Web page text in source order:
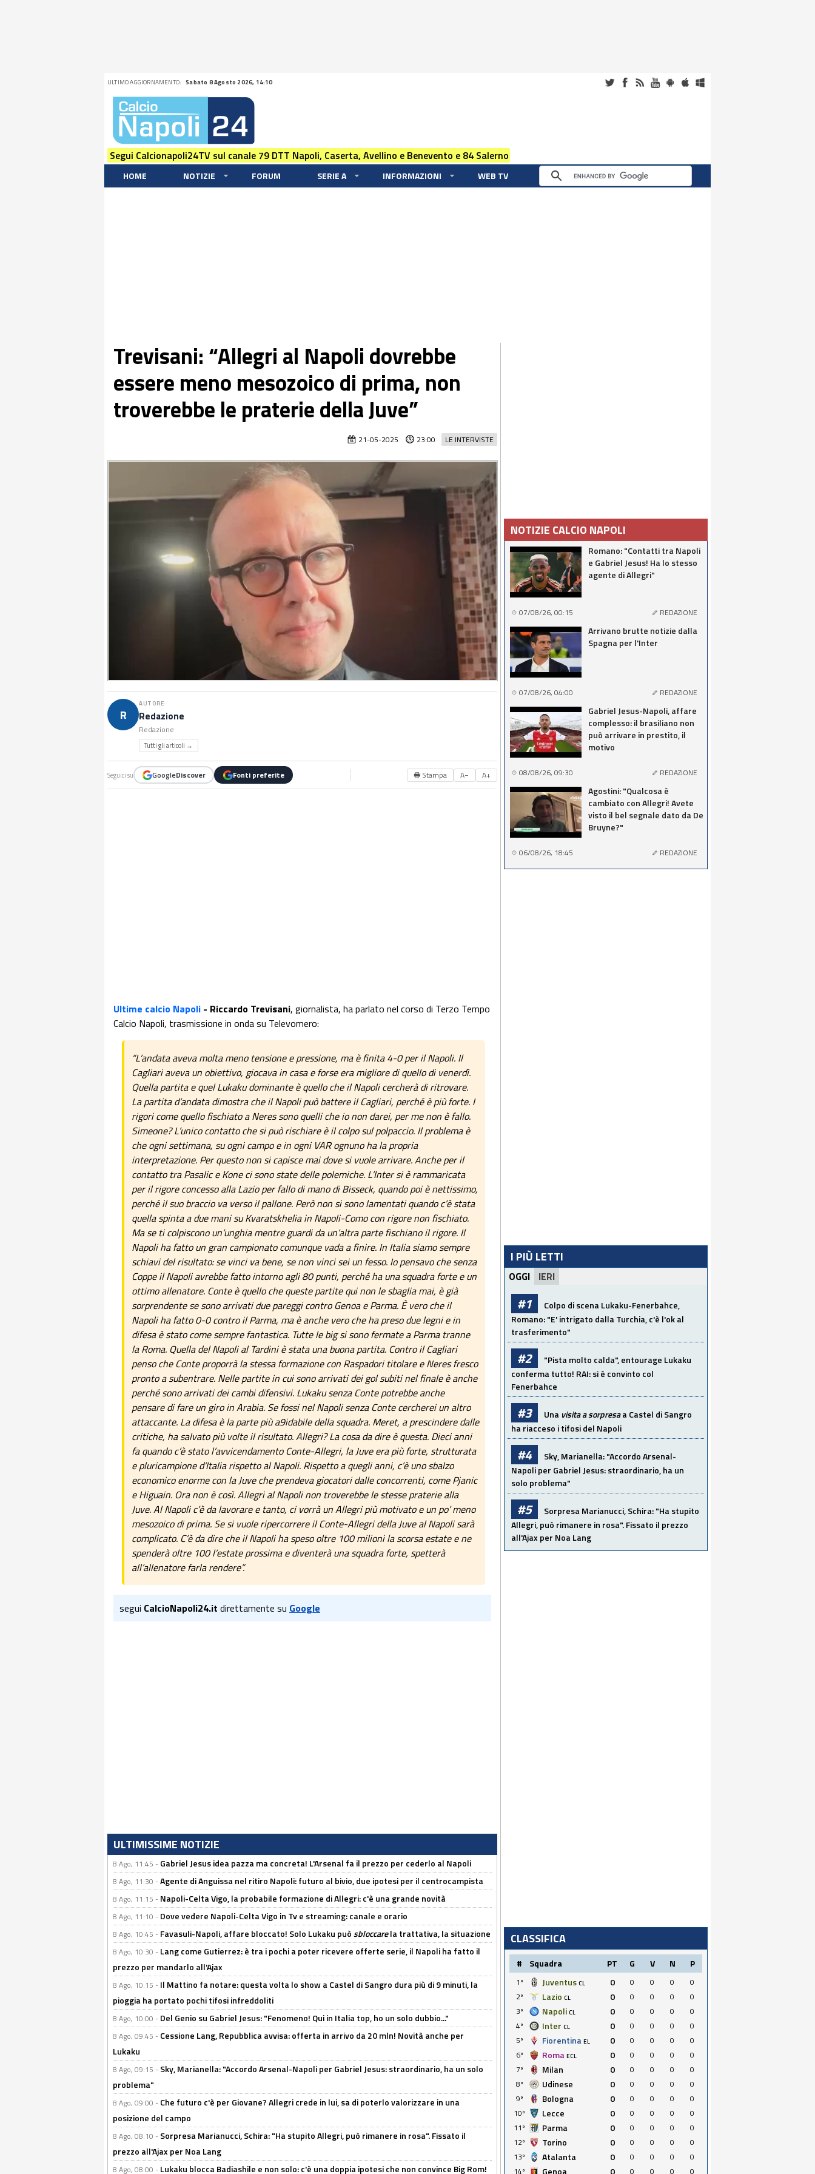
ULTIMO AGGIORNAMENTO: Sabato 8 Agosto 2026, 14:10
Segui Calcionapoli24TV sul canale 79 DTT Napoli, Caserta, Avellino e Benevento e 84 Salerno
HOME NOTIZIE FORUM SERIE A INFORMAZIONI WEB TV
Trevisani: “Allegri al Napoli dovrebbe
essere meno mesozoico di prima, non
troverebbe le praterie della Juve”
LE INTERVISTE
21-05-2025 23:00
R
AUTORE
Redazione
Redazione
Tutti gli articoli →
Seguici su GoogleDiscover Fonti preferite 🖶 Stampa A− A+
Ultime calcio Napoli - Riccardo Trevisani, giornalista, ha parlato nel corso di Terzo Tempo
Calcio Napoli, trasmissione in onda su Televomero:
“L’andata aveva molta meno tensione e pressione, ma è finita 4-0 per il Napoli. Il
Cagliari aveva un obiettivo, giocava in casa e forse era migliore di quello di venerdì.
Quella partita e quel Lukaku dominante è quello che il Napoli cercherà di ritrovare.
La partita d’andata dimostra che il Napoli può battere il Cagliari, perché è più forte. I
rigori come quello fischiato a Neres sono quelli che io non darei, per me non è fallo.
Simeone? L’unico contatto che si può rischiare è il colpo sul polpaccio. Il problema è
che ogni settimana, su ogni campo e in ogni VAR ognuno ha la propria
interpretazione. Per questo non si capisce mai dove si vuole arrivare. Anche per il
contatto tra Pasalic e Kone ci sono state delle polemiche. L’Inter si è rammaricata
per il rigore concesso alla Lazio per fallo di mano di Bisseck, quando poi è nettissimo,
perché il suo braccio va verso il pallone. Però non si sono lamentati quando c’è stata
quella spinta a due mani su Kvaratskhelia in Napoli-Como con rigore non fischiato.
Ma se ti colpiscono un’unghia mentre guardi da un’altra parte fischiano il rigore. Il
Napoli ha fatto un gran campionato comunque vada a finire. In Italia siamo sempre
schiavi del risultato: se vinci va bene, se non vinci sei un fesso. Io pensavo che senza
Coppe il Napoli avrebbe fatto intorno agli 80 punti, perché ha una squadra forte e un
ottimo allenatore. Conte è quello che queste partite qui non le sbaglia mai, è già
sorprendente se sono arrivati due pareggi contro Genoa e Parma. È vero che il
Napoli ha fatto 0-0 contro il Parma, ma è anche vero che ha preso due legni e in
difesa è stato come sempre fantastica. Tutte le big si sono fermate a Parma tranne
la Roma. Quella del Napoli al Tardini è stata una buona partita. Contro il Cagliari
penso che Conte proporrà la stessa formazione con Raspadori titolare e Neres fresco
pronto a subentrare. Nelle partite in cui sono arrivati dei gol subiti nel finale è anche
perché sono arrivati dei cambi difensivi. Lukaku senza Conte potrebbe anche
pensare di fare un giro in Arabia. Se fossi nel Napoli senza Conte cercherei un altro
attaccante. La difesa è la parte più a9idabile della squadra. Meret, a prescindere dalle
critiche, ha salvato più volte il risultato. Allegri? La cosa da dire è questa. Dieci anni
fa quando c’è stato l’avvicendamento Conte-Allegri, la Juve era più forte, strutturata
e pluricampione d’Italia rispetto al Napoli. Rispetto a quegli anni, c’è uno sbalzo
economico enorme con la Juve che prendeva giocatori dalle concorrenti, come Pjanic
e Higuain. Ora non è così. Allegri al Napoli non troverebbe le stesse praterie alla
Juve. Al Napoli c’è da lavorare e tanto, ci vorrà un Allegri più motivato e un po’ meno
mesozoico di prima. Se si vuole ripercorrere il Conte-Allegri della Juve al Napoli sarà
complicato. C’è da dire che il Napoli ha speso oltre 100 milioni la scorsa estate e ne
spenderà oltre 100 l’estate prossima e diventerà una squadra forte, spetterà
all’allenatore farla rendere”.
segui CalcioNapoli24.it direttamente su Google
ULTIMISSIME NOTIZIE
8 Ago, 11:45 - Gabriel Jesus idea pazza ma concreta! L'Arsenal fa il prezzo per cederlo al Napoli
8 Ago, 11:30 -Agente di Anguissa nel ritiro Napoli: futuro al bivio, due ipotesi per il centrocampista
8 Ago, 11:15 - Napoli-Celta Vigo, la probabile formazione di Allegri: c'è una grande novità
8 Ago, 11:10 - Dove vedere Napoli-Celta Vigo in Tv e streaming: canale e orario
8 Ago, 10:45 - Favasuli-Napoli, affare bloccato! Solo Lukaku puòsbloccarela trattativa, la situazione
8 Ago, 10:30 - Lang come Gutierrez: è tra i pochi a poter ricevere offerte serie, il Napoli ha fatto il
prezzo per mandarlo all'Ajax
8 Ago, 10:15 - Il Mattino fa notare: questa volta lo show a Castel di Sangro dura più di 9 minuti, la
pioggia ha portato pochi tifosi infreddoliti
8 Ago, 10:00 - Del Genio su Gabriel Jesus: "Fenomeno! Qui in Italia top, ho un solo dubbio..."
8 Ago, 09:45 - Cessione Lang, Repubblica avvisa: offerta in arrivo da 20 mln! Novità anche per
Lukaku
8 Ago, 09:15 - Sky, Marianella: "Accordo Arsenal-Napoli per Gabriel Jesus: straordinario, ha un solo
problema"
8 Ago, 09:00 - Che futuro c'è per Giovane? Allegri crede in lui, sa di poterlo valorizzare in una
posizione del campo
8 Ago, 08:10 - Sorpresa Marianucci, Schira: "Ha stupito Allegri, può rimanere in rosa". Fissato il
prezzo all'Ajax per Noa Lang
8 Ago, 08:00 - Lukaku blocca Badiashile e non solo: c'è una doppia ipotesi che non convince Big Rom!
NOTIZIE CALCIO NAPOLI
Romano: "Contatti tra Napoli
e Gabriel Jesus! Ha lo stesso
agente di Allegri"
07/08/26, 00:15 REDAZIONE
Arrivano brutte notizie dalla
Spagna per l'Inter
07/08/26, 04:00 REDAZIONE
Gabriel Jesus-Napoli, affare
complesso: il brasiliano non
può arrivare in prestito, il
motivo
08/08/26, 09:30 REDAZIONE
Agostini: "Qualcosa è
cambiato con Allegri! Avete
visto il bel segnale dato da De
Bruyne?"
06/08/26, 18:45 REDAZIONE
I PIÙ LETTI
OGGI IERI
#1
Colpo di scena Lukaku-Fenerbahce,
Romano: "E' intrigato dalla Turchia, c'è l'ok al
trasferimento"
#2
"Pista molto calda", entourage Lukaku
conferma tutto! RAI: si è convinto col
Fenerbahce
#3 Una visita a sorpresaa Castel di Sangro
ha riacceso i tifosi del Napoli
#4
Sky, Marianella: "Accordo Arsenal-
Napoli per Gabriel Jesus: straordinario, ha un
solo problema"
#5
Sorpresa Marianucci, Schira: "Ha stupito
Allegri, può rimanere in rosa". Fissato il prezzo
all'Ajax per Noa Lang
CLASSIFICA
# Squadra PT G V N P
1º Juventus CL 0 0 0 0
0
2º
Lazio CL 0 0 0 0
0
3º
Napoli CL 0 0 0 0
0
4º
Inter CL 0 0 0 0
0
5º
Fiorentina EL 0 0 0 0
0
6º
Roma ECL 0 0 0 0
0
7º
Milan 0 0 0 0
0
8º
Udinese 0 0 0 0
0
9º
Bologna 0 0 0 0
0
10º
Lecce 0 0 0 0
0
11º
Parma 0 0 0 0
0
12º
Torino 0 0 0 0
0
13º
Atalanta 0 0 0 0
0
14º
Genoa 0 0 0 0 0